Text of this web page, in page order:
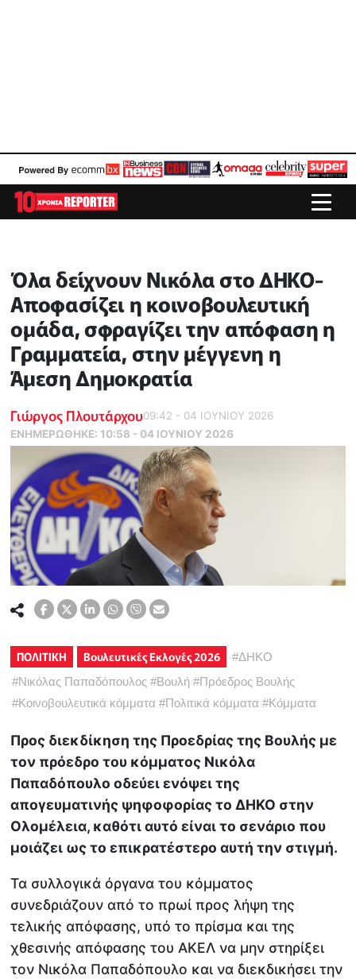
Όλα δείχνουν Νικόλα στο ΔΗΚΟ-
Αποφασίζει η κοινοβουλευτική
ομάδα, σφραγίζει την απόφαση η
Γραμματεία, στην μέγγενη η
Άμεση Δημοκρατία
Γιώργος Πλουτάρχου09:42 - 04 ΙΟΥΝΙΟΥ 2026
ΕΝΗΜΕΡΏΘΗΚΕ: 10:58 - 04 ΙΟΥΝΙΟΥ 2026
ΠΟΛΙΤΙΚΗ Βουλευτικές Εκλογές 2026 #ΔΗΚΟ
#Νικόλας Παπαδόπουλος #Βουλή #Πρόεδρος Βουλής
#Κοινοβουλευτικά κόμματα #Πολιτικά κόμματα #Κόμματα
Προς διεκδίκηση της Προεδρίας της Βουλής με
τον πρόεδρο του κόμματος Νικόλα
Παπαδόπουλο οδεύει ενόψει της
απογευματινής ψηφοφορίας το ΔΗΚΟ στην
Ολομέλεια, καθότι αυτό είναι το σενάριο που
μοιάζει ως το επικρατέστερο αυτή την στιγμή.
Τα συλλογικά όργανα του κόμματος
συνεδριάζουν από το πρωί προς λήψη της
τελικής απόφασης, υπό το πρίσμα και της
χθεσινής απόφασης του ΑΚΕΛ να μην στηρίξει
τον Νικόλα Παπαδόπουλο και να διεκδικήσει την